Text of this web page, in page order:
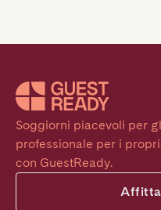
Soggiorni piacevoli per
professionale per i
con GuestReady.
Affitta